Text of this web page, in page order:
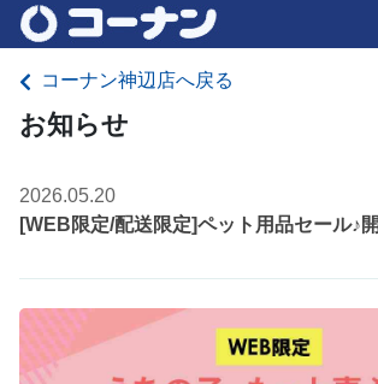
コーナン神辺店へ戻る
お知らせ
2026.05.20
[WEB限定/配送限定]ペット用品セール♪